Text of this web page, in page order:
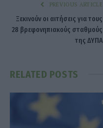
PREVIOUS ARTICLE
Ξεκινούν οι αιτήσεις για τους
28 βρεφονηπιακούς σταθμούς
της ΔΥΠΑ
RELATED POSTS